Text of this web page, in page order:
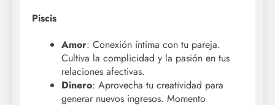
Piscis
Amor: Conexión íntima con tu pareja.
Cultiva la complicidad y la pasión en tus
relaciones afectivas.
Dinero: Aprovecha tu creatividad para
generar nuevos ingresos. Momento